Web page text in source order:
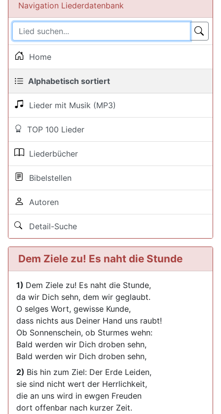
Navigation Liederdatenbank
Home
Alphabetisch sortiert
Lieder mit Musik (MP3)
TOP 100 Lieder
Liederbücher
Bibelstellen
Autoren
Detail-Suche
Dem Ziele zu! Es naht die Stunde
1) Dem Ziele zu! Es naht die Stunde,
da wir Dich sehn, dem wir geglaubt.
O selges Wort, gewisse Kunde,
dass nichts aus Deiner Hand uns raubt!
Ob Sonnenschein, ob Sturmes wehn:
Bald werden wir Dich droben sehn,
Bald werden wir Dich droben sehn,
2) Bis hin zum Ziel: Der Erde Leiden,
sie sind nicht wert der Herrlichkeit,
die an uns wird in ewgen Freuden
dort offenbar nach kurzer Zeit.